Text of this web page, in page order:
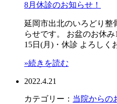
8月休診のお知らせ！
延岡市出北のいろどり整
らせです。 お盆のお休
15日(月)・休診 よろしく
»続きを読む
2022.4.21
カテゴリー： 当院からの